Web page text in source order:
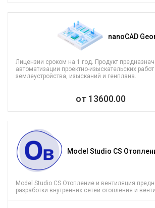
nanoCAD
Лицензии сроком на 1 год. Продукт
автоматизации проектно-изыскательских
землеустройства, изысканий и генплана.
от 13600.00
Model Studio CS
Model Studio CS Отопление и вентиляция
разработки внутренних сетей отопления и